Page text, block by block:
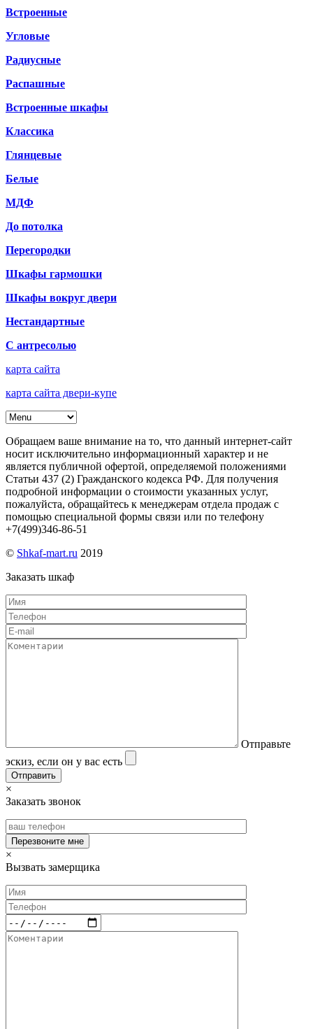
Встроенные
Угловые
Радиусные
Распашные
Встроенные шкафы
Классика
Глянцевые
Белые
МДФ
До потолка
Перегородки
Шкафы гармошки
Шкафы вокруг двери
Нестандартные
С антресолью
карта сайта
карта сайта двери-купе
Обращаем ваше внимание на то, что данный интернет-сайт
носит исключительно информационный характер и не
является публичной офертой, определяемой положениями
Статьи 437 (2) Гражданского кодекса РФ. Для получения
подробной информации о стоимости указанных услуг,
пожалуйста, обращайтесь к менеджерам отдела продаж с
помощью специальной формы связи или по телефону
+7(499)346-86-51
© Shkaf-mart.ru 2019
Заказать шкаф
Отправьте
эскиз, если он у вас есть
×
Заказать звонок
×
Вызвать замерщика